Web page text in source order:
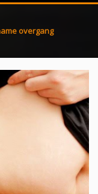
overgang